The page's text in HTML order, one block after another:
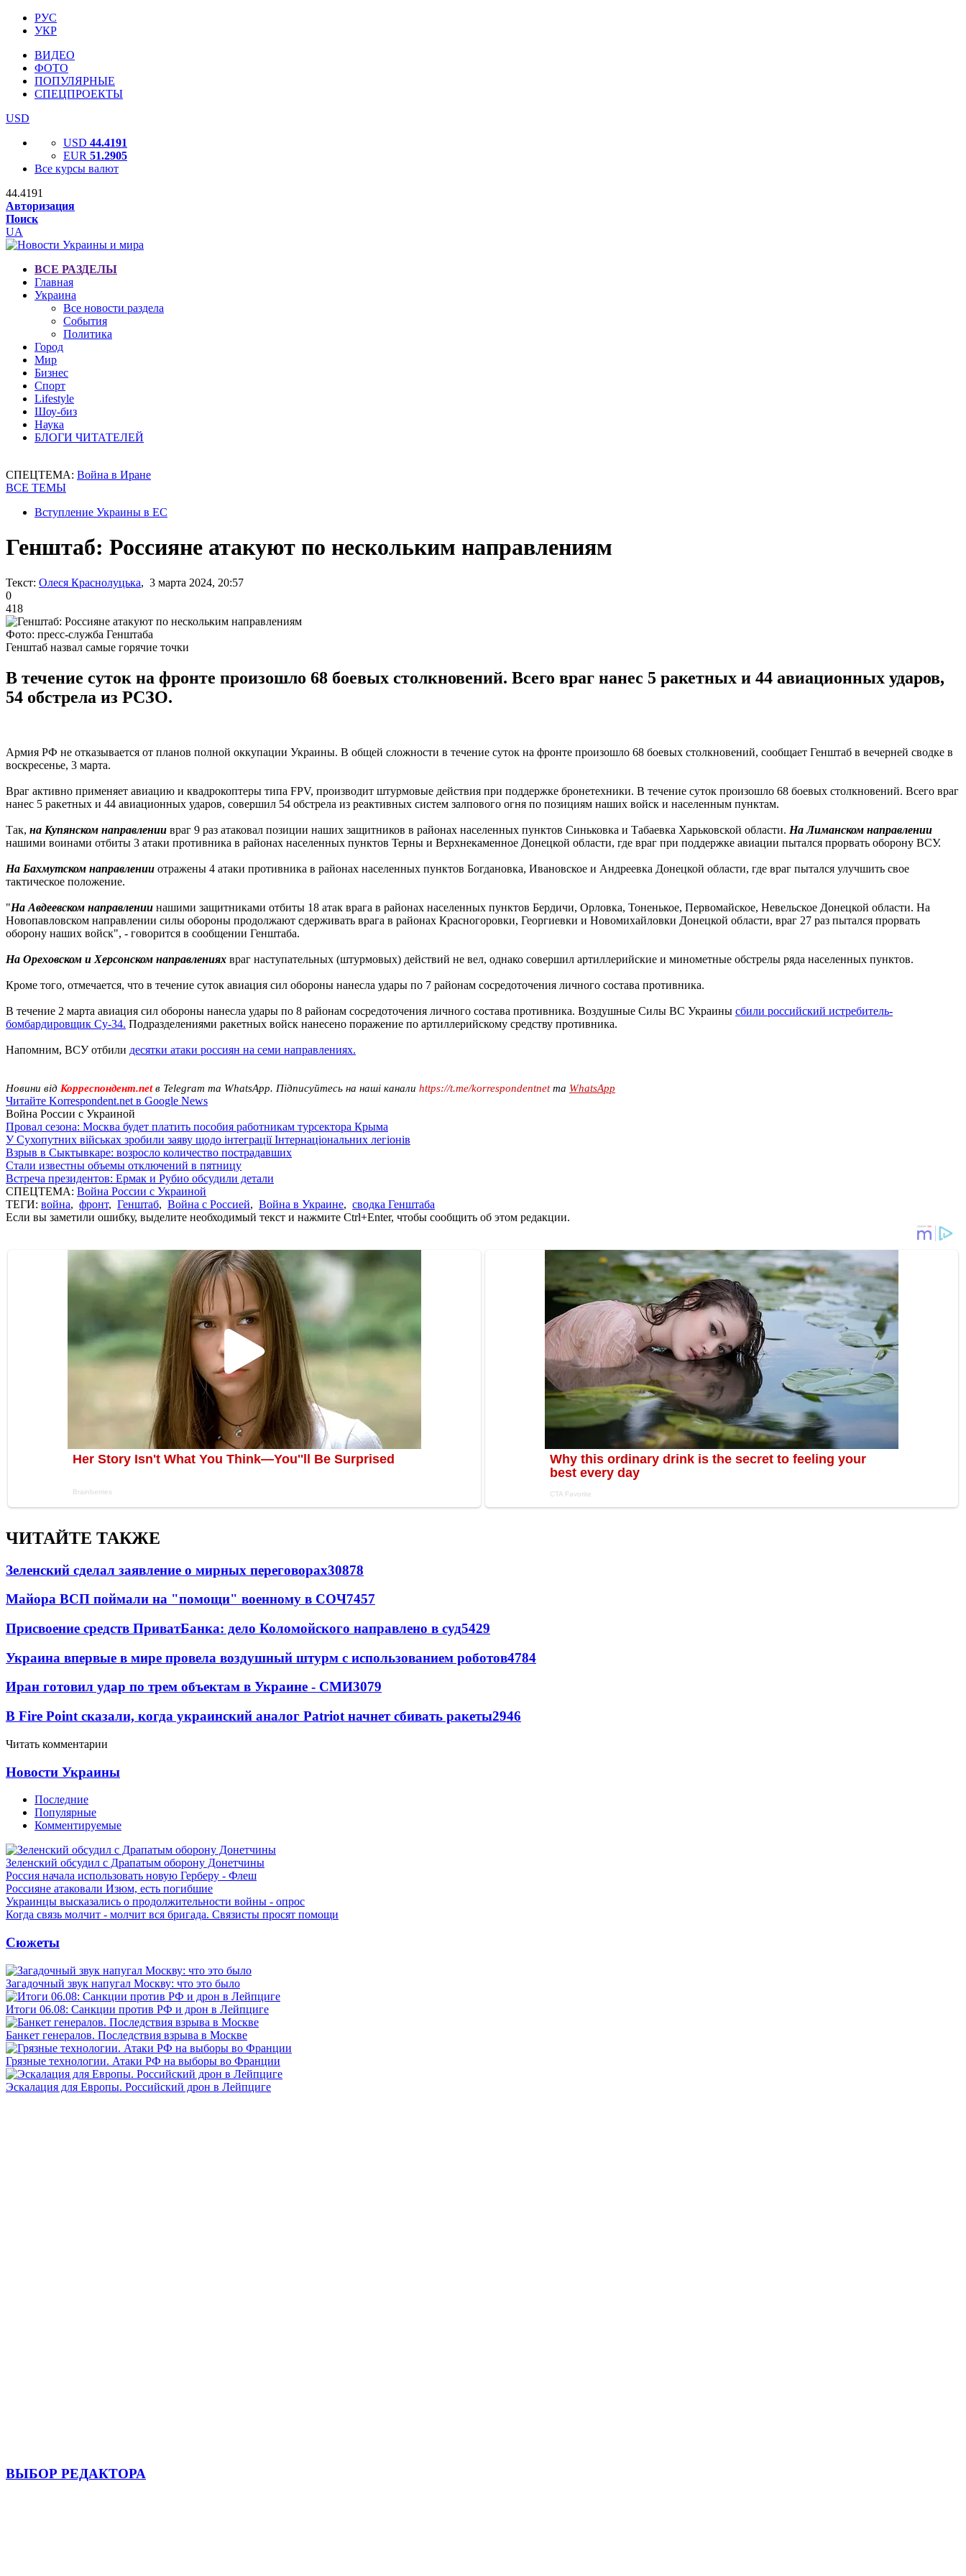
РУС
УКР
ВИДЕО
ФОТО
ПОПУЛЯРНЫЕ
СПЕЦПРОЕКТЫ
USD
USD 44.4191
EUR 51.2905
Все курсы валют
44.4191
Авторизация
Поиск
UA
ВСЕ РАЗДЕЛЫ
Главная
Украина
Все новости раздела
События
Политика
Город
Мир
Бизнес
Спорт
Lifestyle
Шоу-биз
Наука
БЛОГИ ЧИТАТЕЛЕЙ
СПЕЦТЕМА: Война в Иране
ВСЕ ТЕМЫ
Вступление Украины в ЕС
Генштаб: Россияне атакуют по нескольким направлениям
Текст: Олеся Краснолуцька, 3 марта 2024, 20:57
0
418
Фото: пресс-служба Генштаба
Генштаб назвал самые горячие точки
В течение суток на фронте произошло 68 боевых столкновений. Всего враг нанес 5 ракетных и 44 авиационных ударов,
54 обстрела из РСЗО.
Армия РФ не отказывается от планов полной оккупации Украины. В общей сложности в течение суток на фронте произошло 68 боевых столкновений, сообщает Генштаб в вечерней сводке в
воскресенье, 3 марта.
Враг активно применяет авиацию и квадрокоптеры типа FPV, производит штурмовые действия при поддержке бронетехники. В течение суток произошло 68 боевых столкновений. Всего враг
нанес 5 ракетных и 44 авиационных ударов, совершил 54 обстрела из реактивных систем залпового огня по позициям наших войск и населенным пунктам.
Так, на Купянском направлении враг 9 раз атаковал позиции наших защитников в районах населенных пунктов Синьковка и Табаевка Харьковской области. На Лиманском направлении
нашими воинами отбиты 3 атаки противника в районах населенных пунктов Терны и Верхнекаменное Донецкой области, где враг при поддержке авиации пытался прорвать оборону ВСУ.
На Бахмутском направлении отражены 4 атаки противника в районах населенных пунктов Богдановка, Ивановское и Андреевка Донецкой области, где враг пытался улучшить свое
тактическое положение.
"На Авдеевском направлении нашими защитниками отбиты 18 атак врага в районах населенных пунктов Бердичи, Орловка, Тоненькое, Первомайское, Невельское Донецкой области. На
Новопавловском направлении силы обороны продолжают сдерживать врага в районах Красногоровки, Георгиевки и Новомихайловки Донецкой области, враг 27 раз пытался прорвать
оборону наших войск", - говорится в сообщении Генштаба.
На Ореховском и Херсонском направлениях враг наступательных (штурмовых) действий не вел, однако совершил артиллерийские и минометные обстрелы ряда населенных пунктов.
Кроме того, отмечается, что в течение суток авиация сил обороны нанесла удары по 7 районам сосредоточения личного состава противника.
В течение 2 марта авиация сил обороны нанесла удары по 8 районам сосредоточения личного состава противника. Воздушные Силы ВС Украины сбили российский истребитель-
бомбардировщик Су-34. Подразделениями ракетных войск нанесено поражение по артиллерийскому средству противника.
Напомним, ВСУ отбили десятки атаки россиян на семи направлениях.
Новини від Корреспондент.netв Telegram та WhatsApp. Підписуйтесь на наші канали https://t.me/korrespondentnetта WhatsApp
Читайте Korrespondent.net в Google News
Война России с Украиной
Провал сезона: Москва будет платить пособия работникам турсектора Крыма
У Сухопутних військах зробили заяву щодо інтеграції Інтернаціональних легіонів
Взрыв в Сыктывкаре: возросло количество пострадавших
Стали известны объемы отключений в пятницу
Встреча президентов: Ермак и Рубио обсудили детали
СПЕЦТЕМА: Война России с Украиной
ТЕГИ: война, фронт, Генштаб, Война с Россией, Война в Украине, сводка Генштаба
Если вы заметили ошибку, выделите необходимый текст и нажмите Ctrl+Enter, чтобы сообщить об этом редакции.
ЧИТАЙТЕ ТАКЖЕ
Зеленский сделал заявление о мирных переговорах30878
Майора ВСП поймали на "помощи" военному в СОЧ7457
Присвоение средств ПриватБанка: дело Коломойского направлено в суд5429
Украина впервые в мире провела воздушный штурм с использованием роботов4784
Иран готовил удар по трем объектам в Украине - СМИ3079
В Fire Point сказали, когда украинский аналог Patriot начнет сбивать ракеты2946
Читать комментарии
Новости Украины
Последние
Популярные
Комментируемые
Зеленский обсудил с Драпатым оборону Донетчины
Россия начала использовать новую Герберу - Флеш
Россияне атаковали Изюм, есть погибшие
Украинцы высказались о продолжительности войны - опрос
Когда связь молчит - молчит вся бригада. Связисты просят помощи
Сюжеты
Загадочный звук напугал Москву: что это было
Итоги 06.08: Санкции против РФ и дрон в Лейпциге
Банкет генералов. Последствия взрыва в Москве
Грязные технологии. Атаки РФ на выборы во Франции
Эскалация для Европы. Российский дрон в Лейпциге
ВЫБОР РЕДАКТОРА